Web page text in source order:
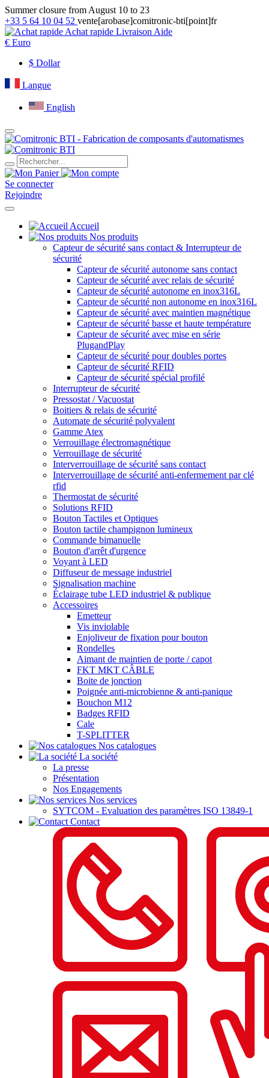
Summer closure from August 10 to 23
+33 5 64 10 04 52 vente[arobase]comitronic-bti[point]fr
Achat rapide Livraison Aide
€ Euro
$ Dollar
Langue
English
Se connecter
Rejoindre
Accueil
Nos produits
Capteur de sécurité sans contact & Interrupteur de
sécurité
Capteur de sécurité autonome sans contact
Capteur de sécurité avec relais de sécurité
Capteur de sécurité autonome en inox316L
Capteur de sécurité non autonome en inox316L
Capteur de sécurité avec maintien magnétique
Capteur de sécurité basse et haute température
Capteur de sécurité avec mise en série
PlugandPlay
Capteur de sécurité pour doubles portes
Capteur de sécurité RFID
Capteur de sécurité spécial profilé
Interrupteur de sécurité
Pressostat / Vacuostat
Boitiers & relais de sécurité
Automate de sécurité polyvalent
Gamme Atex
Verrouillage électromagnétique
Verrouillage de sécurité
Interverrouillage de sécurité sans contact
Interverrouillage de sécurité anti-enfermement par clé
rfid
Thermostat de sécurité
Solutions RFID
Bouton Tactiles et Optiques
Bouton tactile champignon lumineux
Commande bimanuelle
Bouton d'arrêt d'urgence
Voyant à LED
Diffuseur de message industriel
Signalisation machine
Éclairage tube LED industriel & publique
Accessoires
Emetteur
Vis inviolable
Enjoliveur de fixation pour bouton
Rondelles
Aimant de maintien de porte / capot
FKT MKT CÂBLE
Boite de jonction
Poignée anti-microbienne & anti-panique
Bouchon M12
Badges RFID
Cale
T-SPLITTER
Nos catalogues
La société
La presse
Présentation
Nos Engagements
Nos services
SYTCOM - Evaluation des paramètres ISO 13849-1
Contact